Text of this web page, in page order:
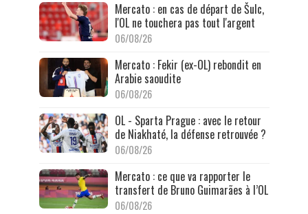
Mercato : en cas de départ de Šulc,
l'OL ne touchera pas tout l'argent
06/08/26
Mercato : Fekir (ex-OL) rebondit en
Arabie saoudite
06/08/26
OL - Sparta Prague : avec le retour
de Niakhaté, la défense retrouvée ?
06/08/26
Mercato : ce que va rapporter le
transfert de Bruno Guimarães à l’OL
06/08/26